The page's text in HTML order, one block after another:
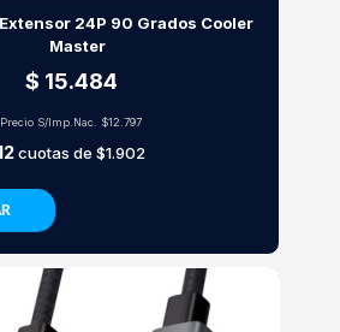
24P 90 Grados Cooler
Master
$ 15.484
Precio S/Imp.Nac. $12.797
cuotas de $1.902